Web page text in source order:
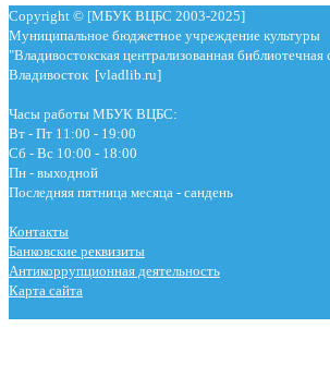
Copyright © [МБУК ВЦБС 2003-2025]
Муниципальное бюджетное учреждение культуры
"Владивостокская централизованная библиотечная
Владивосток [vladlib.ru]
Часы работы МБУК ВЦБС:
Вт - Пт 11:00 - 19:00
Сб - Вс 10:00 - 18:00
Пн - выходной
Последняя пятница месяца - сандень
Контакты
Банковские реквизиты
Антикоррупционная деятельность
Карта сайта